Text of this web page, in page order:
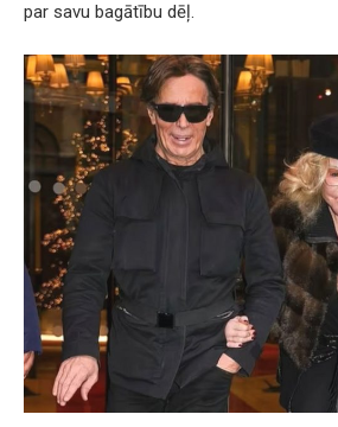
par savu bagātību dēļ.